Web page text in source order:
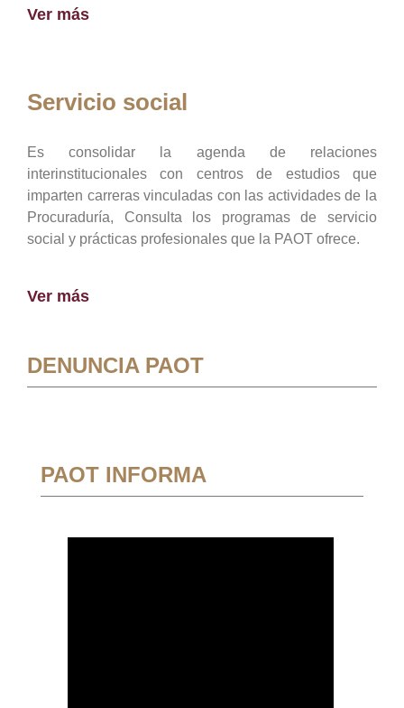
Ver más
Servicio social
Es consolidar la agenda de relaciones
interinstitucionales con centros de estudios que
imparten carreras vinculadas con las actividades de la
Procuraduría, Consulta los programas de servicio
social y prácticas profesionales que la PAOT ofrece.
Ver más
DENUNCIA PAOT
PAOT INFORMA